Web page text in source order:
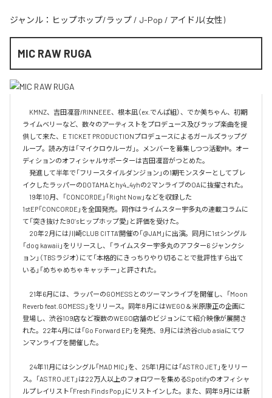
ジャンル： ヒップホップ/ラップ / J-Pop / アイドル(女性)
MIC RAW RUGA
KMNZ、吉田凜音/RINNEEE、根本凪（ex.でんぱ組）、でか美ちゃん、初期
ライムベリーなど、数々のアーティストをプロデュース及びラップ楽曲を提
供して来た、E TICKET PRODUCTIONプロデュースによるガールズラップグ
ループ。読み方は「マイクロウルーガ」。メンバーを募集しつつ活動中。オー
ディションのオフィシャルサポーターは吉田凜音がつとめた。
発進して半年で「フリースタイルダンジョン」の1期モンスターとしてブレ
イクしたラッパーのDOTAMAとhy4_4yhの2マンライブのOAに抜擢された。
19年10月、「CONCORDE」「Right Now」などを収録した
1stEP「CONCORDE」を全国発売。同作はライムスター宇多丸の連載コラムに
て「突き抜けた90’sヒップホップ愛」と評価を受けた。
20年2月には川崎CLUB CITTA’開催の「@JAM」に出演。同月に1stシングル
「dog kawaii」をリリースし、「ライムスター宇多丸のアフター6 ジャンクシ
ョン」（TBSラジオ）にて「本格的にきっちりやり切ることで批評性すら出て
いる」「めちゃめちゃキャッチー」と評された。
21年6月には、ラッパーのGOMESSとのツーマンライブを開催し、「Moon
Reverb feat.GOMESS」をリリース。同年8月にはWEGO＆米原康正の企画に
登場し、渋谷109店など複数のWEGO店舗のビジョンにて紹介映像が展開さ
れた。22年4月には「Go Forward EP」を発売、9月には渋谷club asiaにてワ
ンマンライブを開催した。
24年11月にはシングル「MAD MIC」を、25年1月には「ASTRO JET」をリリー
ス。「ASTRO JET」は22万人以上のフォロワーを集めるSpotifyのオフィシャ
ルプレイリスト「Fresh Finds Pop」にリストインした。また、同年9月には新